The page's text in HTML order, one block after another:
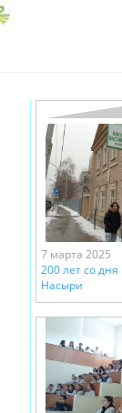
7 марта 2025
200 лет со
Насыри